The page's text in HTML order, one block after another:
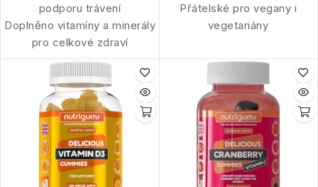
podporu trávení
Doplněno vitamíny a minerály
pro celkové zdraví
Přátelské pro vegany i
vegetariány